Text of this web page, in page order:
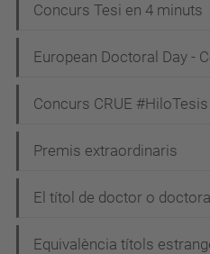
Concurs Tesi en 4 minuts
European Doctoral Day -
Concurs CRUE #HiloTesis
Premis extraordinaris
El títol de doctor o doctora
Equivalència títols